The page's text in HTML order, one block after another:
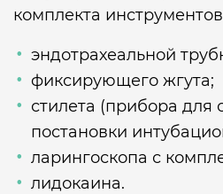
комплекта
эндотрахеальной
фиксирующего жгута;
стилета (прибора для
постановки
ларингоскопа с
лидокаина.